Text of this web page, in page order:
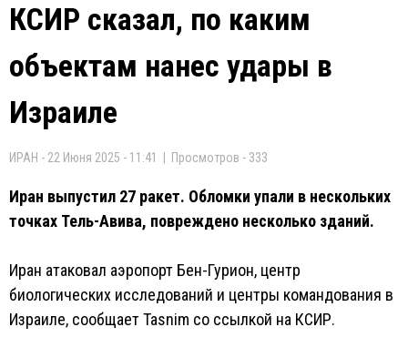
КСИР сказал, по каким
объектам нанес удары в
Израиле
ИРАН - 22 Июня 2025 - 11:41 | Просмотров - 333
Иран выпустил 27 ракет. Обломки упали в нескольких
точках Тель-Авива, повреждено несколько зданий.
Иран атаковал аэропорт Бен-Гурион, центр
биологических исследований и центры командования в
Израиле, сообщает Tasnim со ссылкой на КСИР.